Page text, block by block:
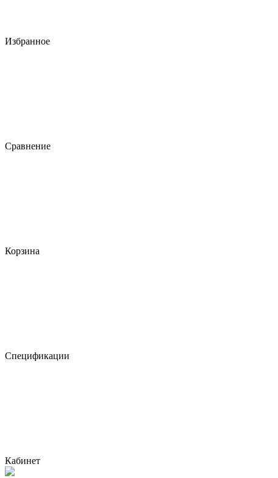
Избранное
Сравнение
Корзина
Спецификации
Кабинет